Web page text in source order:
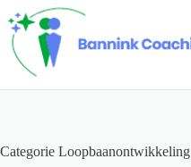
naar
de
inhoud
Categorie Loopbaanontwikkeling